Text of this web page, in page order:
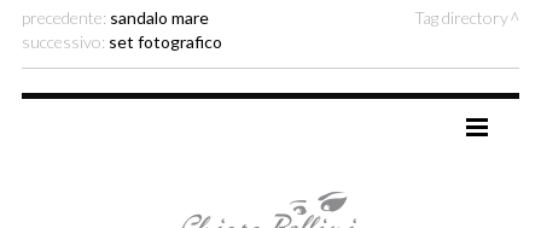
precedente: sandalo mare
successivo: set fotografico
Tag directory
SITE MAP